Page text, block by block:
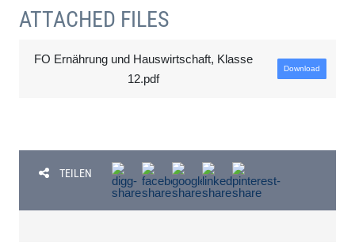
ATTACHED FILES
FO Ernährung und Hauswirtschaft, Klasse
12.pdf
Download
TEILEN